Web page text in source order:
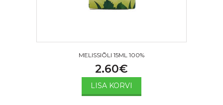
MELISSIÕLI 15ML 100%
2.60€
LISA KORVI